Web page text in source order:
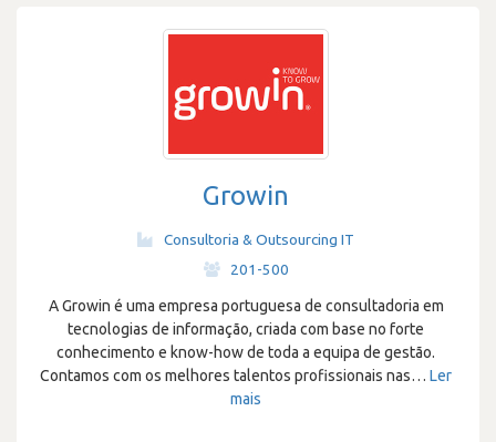
Growin
Consultoria & Outsourcing IT
201-500
A Growin é uma empresa portuguesa de consultadoria em
tecnologias de informação, criada com base no forte
conhecimento e know-how de toda a equipa de gestão.
Contamos com os melhores talentos profissionais nas… Ler
mais